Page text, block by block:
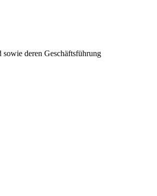
deren Geschäftsführung